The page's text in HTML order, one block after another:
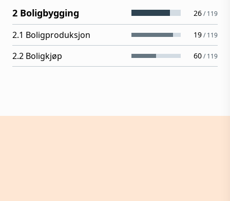
2 Boligbygging 26/119
2.1 Boligproduksjon 19/119
2.2 Boligkjøp 60/119